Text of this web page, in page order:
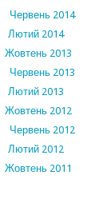
Червень 2014
Лютий 2014
Жовтень 2013
Червень 2013
Лютий 2013
Жовтень 2012
Червень 2012
Лютий 2012
Жовтень 2011